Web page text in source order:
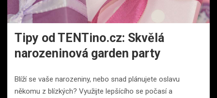
Tipy od TENTino.cz: Skvělá
narozeninová garden party
Blíží se vaše narozeniny, nebo snad plánujete oslavu
někomu z blízkých? Využijte lepšícího se počasí a